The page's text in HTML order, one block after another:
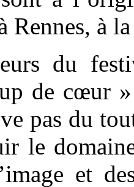
Rennes, à
du
de cœur
pas du
le
et